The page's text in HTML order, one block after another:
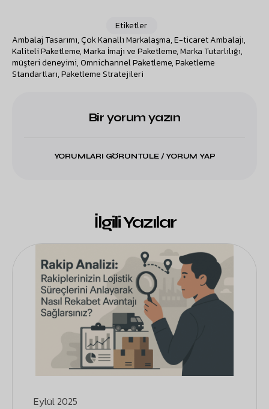
Etiketler
Ambalaj Tasarımı,Çok Kanallı Markalaşma,E-ticaret Ambalajı,
Kaliteli Paketleme,Marka İmajı ve Paketleme,Marka Tutarlılığı,
müşteri deneyimi,Omnichannel Paketleme,Paketleme
Standartları,Paketleme Stratejileri
Bir yorum yazın
YORUMLARI GÖRÜNTÜLE / YORUM YAP
İlgili Yazılar
Eylül 2025